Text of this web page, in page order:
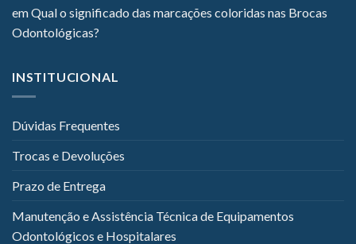
emQual o significado das marcações coloridas nas Brocas
Odontológicas?
INSTITUCIONAL
Dúvidas Frequentes
Trocas e Devoluções
Prazo de Entrega
Manutenção e Assistência Técnica de Equipamentos
Odontológicos e Hospitalares